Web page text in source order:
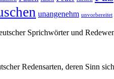
unangenehm unvorbereitet
Sprichwörter und
Redensarten, deren Sinn